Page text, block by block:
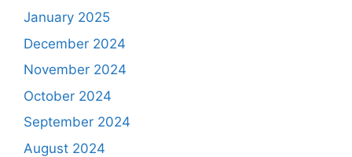
January 2025
December 2024
November 2024
October 2024
September 2024
August 2024